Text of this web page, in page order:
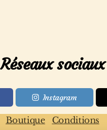
Réseaux sociaux
Instagram
Boutique Conditions